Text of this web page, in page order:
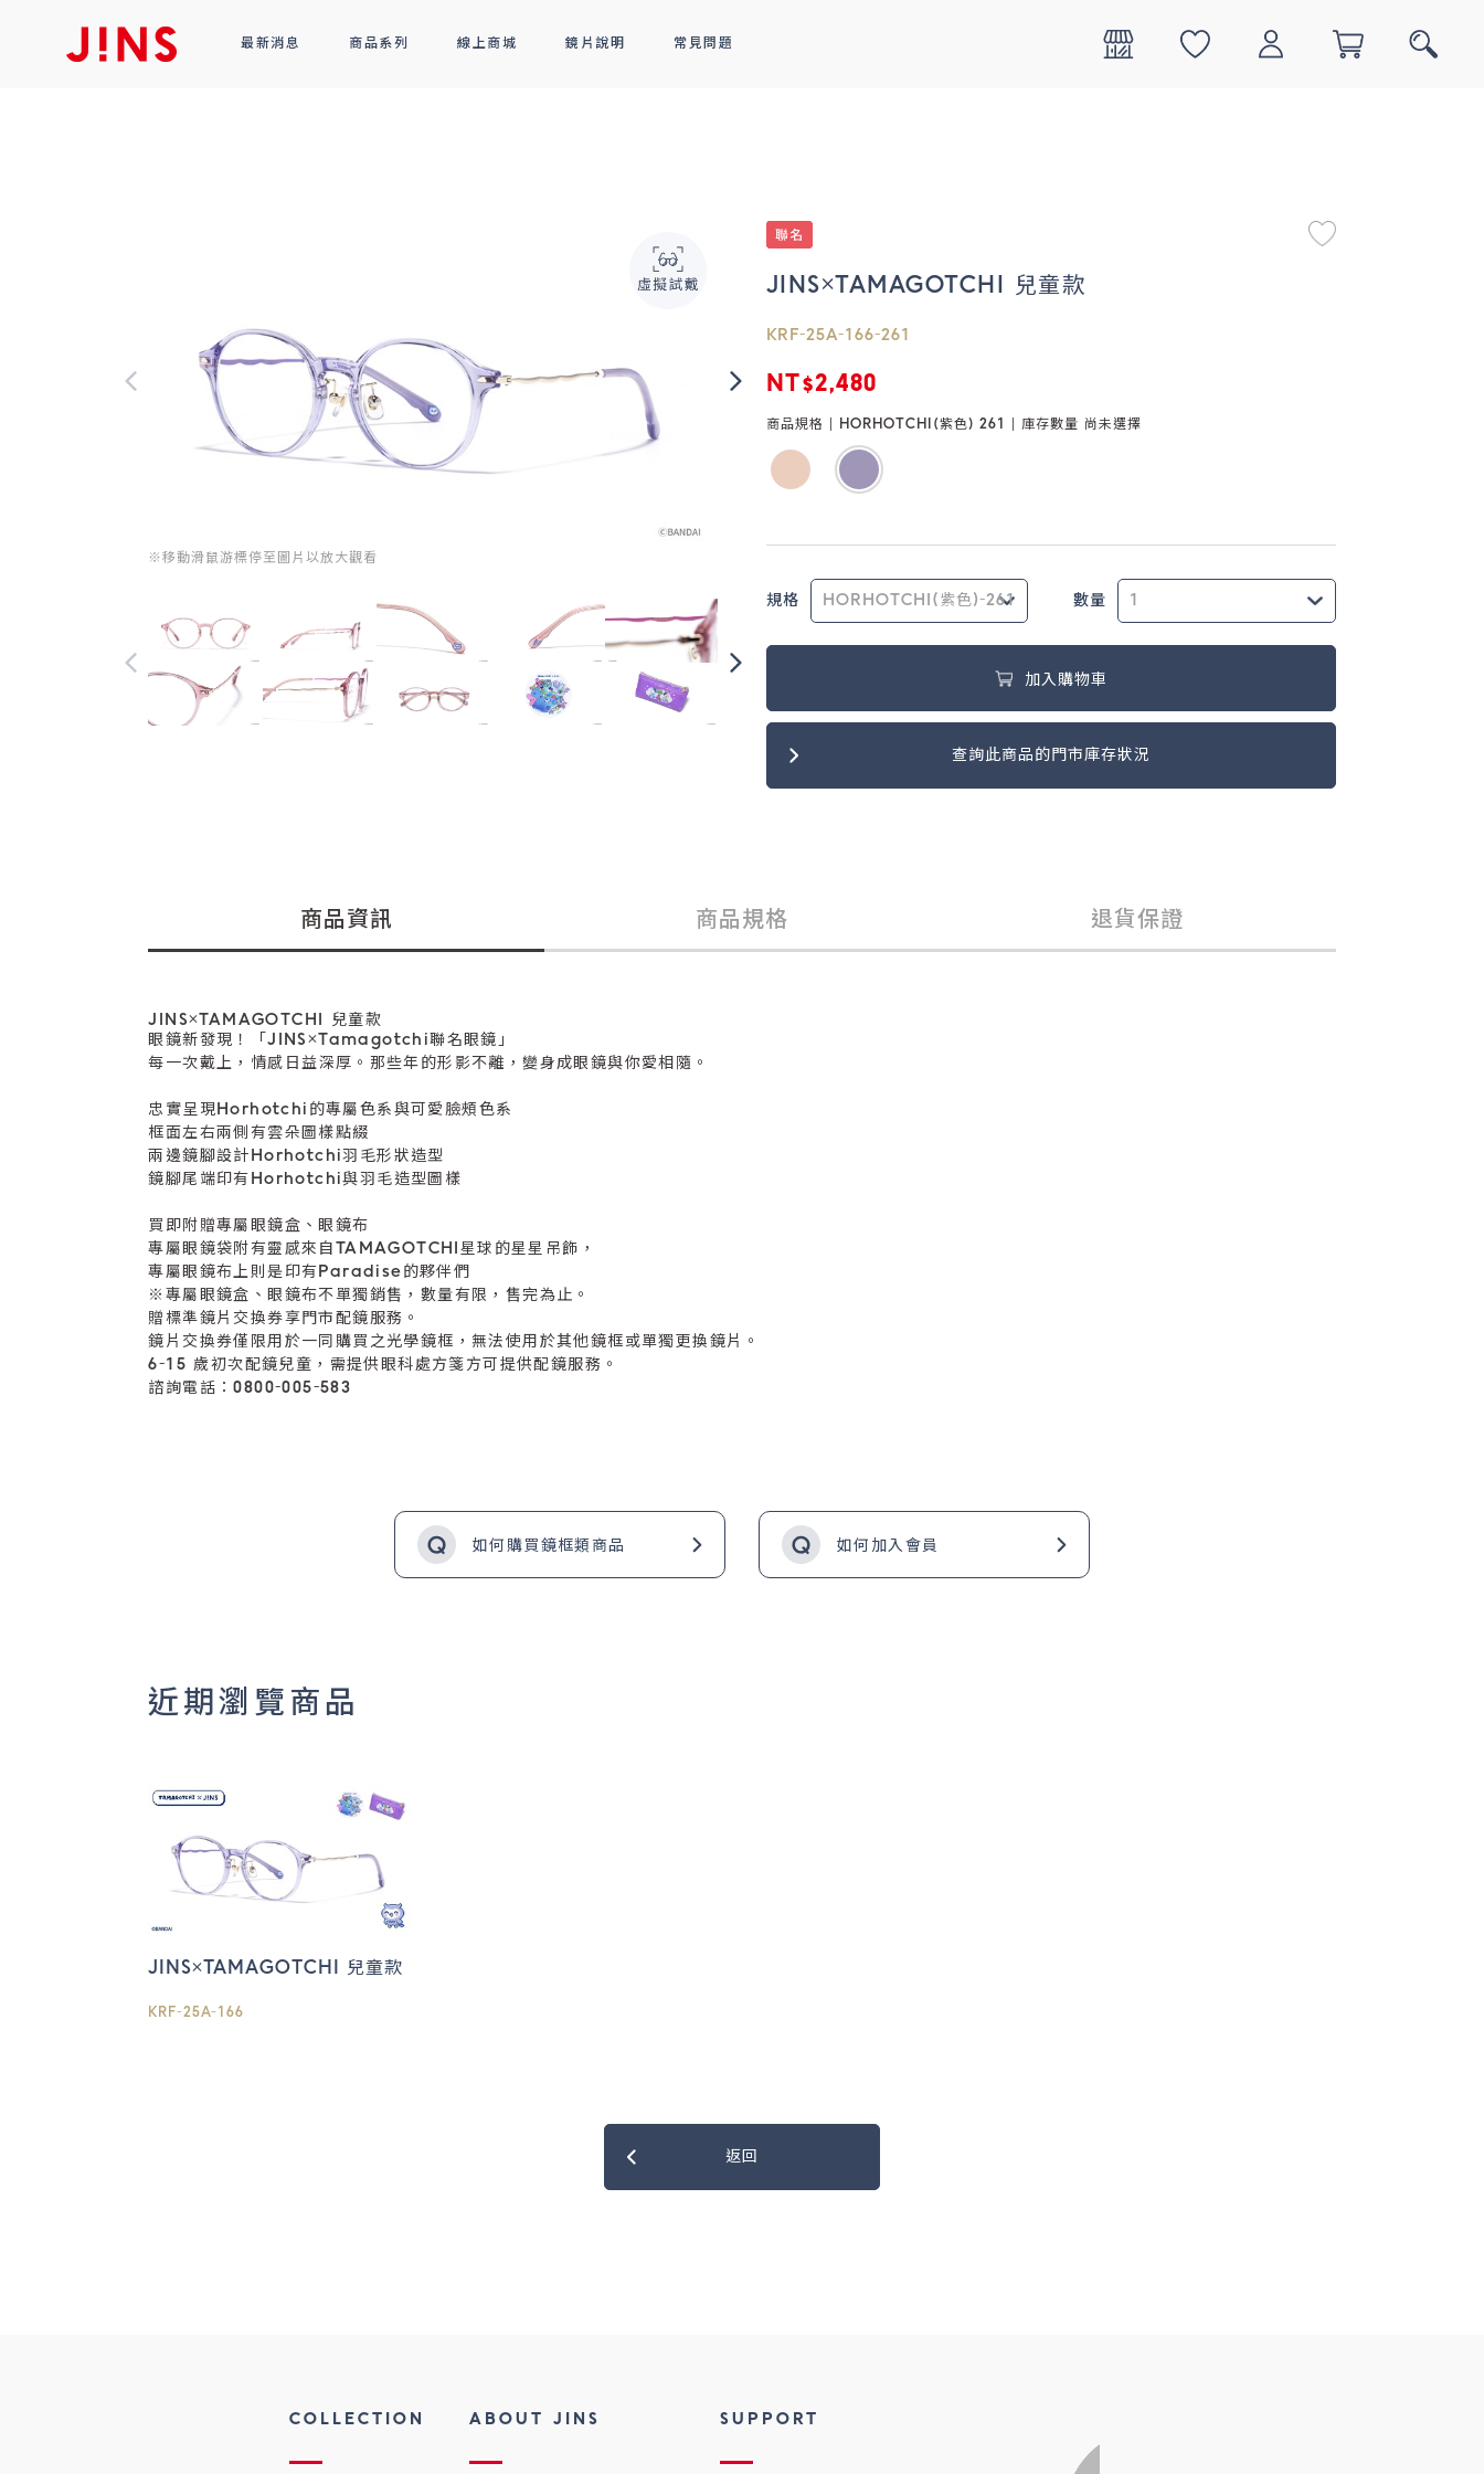
最新消息 商品系列 線上商城
R!M BY J!NS
彩色隱形眼鏡
鏡片說明 常見問題 0
※移動滑鼠游標停至圖片以放大觀看
JINS×TAMAGOTCHI 兒童款
KRF-25A-166-261
NT$2,480
商品規格 | HORHOTCHI(紫色) 261 | 庫存數量 尚未選擇
規格 數量
加入購物車
查詢此商品的門市庫存狀況
商品資訊 商品規格 退貨保證
JINS×TAMAGOTCHI 兒童款
眼鏡新發現！「JINS×Tamagotchi聯名眼鏡」
每一次戴上，情感日益深厚。那些年的形影不離，變身成眼鏡與你愛相隨。
忠實呈現Horhotchi的專屬色系與可愛臉頰色系
框面左右兩側有雲朵圖樣點綴
兩邊鏡腳設計Horhotchi羽毛形狀造型
鏡腳尾端印有Horhotchi與羽毛造型圖樣
買即附贈專屬眼鏡盒、眼鏡布
專屬眼鏡袋附有靈感來自TAMAGOTCHI星球的星星吊飾，
專屬眼鏡布上則是印有Paradise的夥伴們
※專屬眼鏡盒、眼鏡布不單獨銷售，數量有限，售完為止。
贈標準鏡片交換券享門市配鏡服務。
鏡片交換券僅限用於一同購買之光學鏡框，無法使用於其他鏡框或單獨更換鏡片。
6-15 歲初次配鏡兒童，需提供眼科處方箋方可提供配鏡服務。
諮詢電話：0800-005-583
如何購買鏡框類商品 如何加入會員
近期瀏覽商品
JINS×TAMAGOTCHI 兒童款
KRF-25A-166
返回
COLLECTION ABOUT JINS SUPPORT